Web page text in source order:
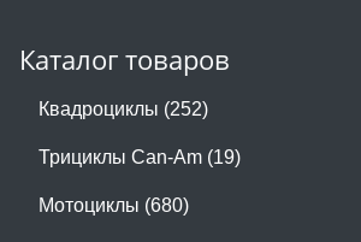
Каталог товаров
Квадроциклы (252)
Трициклы Can-Am (19)
Мотоциклы (680)